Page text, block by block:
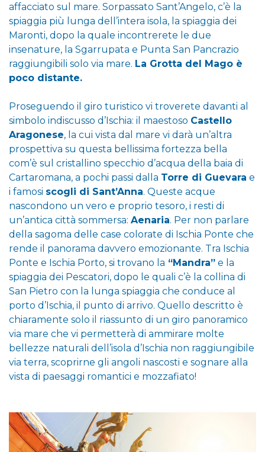
affacciato sul mare. Sorpassato Sant’Angelo, c’è la
spiaggia più lunga dell’intera isola, la spiaggia dei
Maronti, dopo la quale incontrerete le due
insenature, la Sgarrupata e Punta San Pancrazio
raggiungibili solo via mare. La Grotta del Mago è
poco distante.
Proseguendo il giro turistico vi troverete davanti al
simbolo indiscusso d’Ischia: il maestoso Castello
Aragonese, la cui vista dal mare vi darà un’altra
prospettiva su questa bellissima fortezza bella
com’è sul cristallino specchio d’acqua della baia di
Cartaromana, a pochi passi dalla Torre di Guevara e
i famosi scogli di Sant’Anna. Queste acque
nascondono un vero e proprio tesoro, i resti di
un’antica città sommersa: Aenaria. Per non parlare
della sagoma delle case colorate di Ischia Ponte che
rende il panorama davvero emozionante. Tra Ischia
Ponte e Ischia Porto, si trovano la “Mandra” e la
spiaggia dei Pescatori, dopo le quali c’è la collina di
San Pietro con la lunga spiaggia che conduce al
porto d’Ischia, il punto di arrivo. Quello descritto è
chiaramente solo il riassunto di un giro panoramico
via mare che vi permetterà di ammirare molte
bellezze naturali dell’isola d’Ischia non raggiungibile
via terra, scoprirne gli angoli nascosti e sognare alla
vista di paesaggi romantici e mozzafiato!